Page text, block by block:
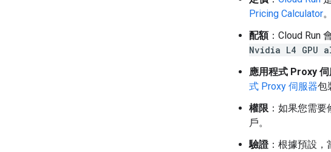
Pricing Calculator。
配額：Cloud Run
Nvidia L4
應用程式 Proxy
式 Proxy 伺服器包
權限 ：如果您需
戶。
驗證：根據預設，